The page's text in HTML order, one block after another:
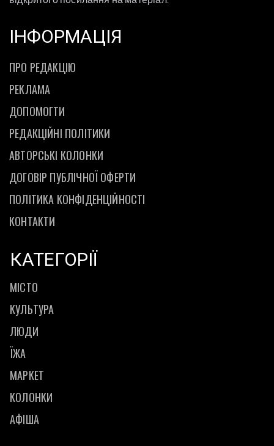
ІНФОРМАЦІЯ
ПРО РЕДАКЦІЮ
РЕКЛАМА
ДОПОМОГТИ
РЕДАКЦІЙНІ ПОЛІТИКИ
АВТОРСЬКІ КОЛОНКИ
ДОГОВІР ПУБЛІЧНОЇ ОФЕРТИ
ПОЛІТИКА КОНФІДЕНЦІЙНОСТІ
КОНТАКТИ
КАТЕГОРІЇ
МІСТО
КУЛЬТУРА
ЛЮДИ
ЇЖА
МАРКЕТ
КОЛОНКИ
АФІША